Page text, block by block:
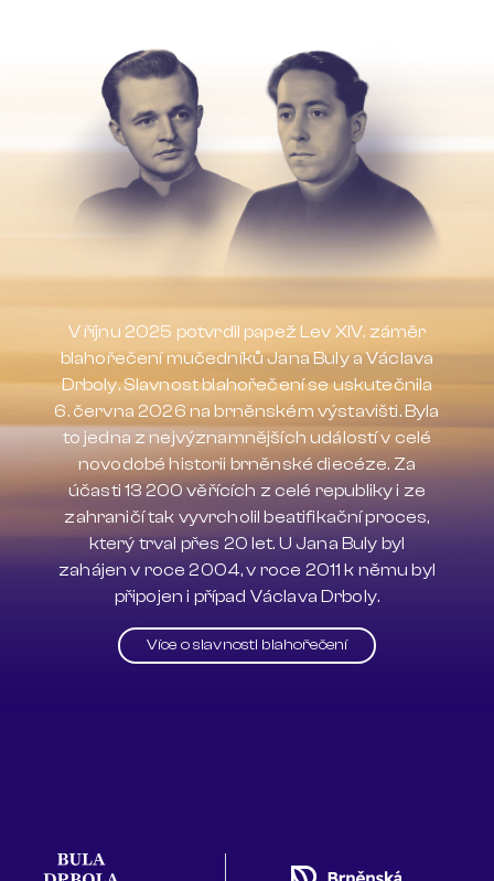
V říjnu 2025 potvrdil papež Lev XIV. záměr
blahořečení mučedníků Jana Buly a Václava
Drboly. Slavnost blahořečení se uskutečnila
6. června 2026 na brněnském výstavišti. Byla
to jedna z nejvýznamnějších událostí v celé
novodobé historii brněnské diecéze. Za
účasti 13 200 věřících z celé republiky i ze
zahraničí tak vyvrcholil beatifikační proces,
který trval přes 20 let. U Jana Buly byl
zahájen v roce 2004, v roce 2011 k němu byl
připojen i případ Václava Drboly.
Více o slavnosti blahořečení